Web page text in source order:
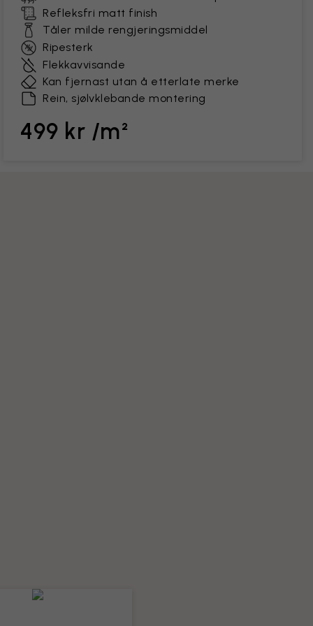
Refleksfri matt finish
Tåler milde rengjeringsmiddel
Ripesterk
Flekkavvisande
Kan fjernast utan å etterlate merke
Rein, sjølvklebande montering
499 kr /m²